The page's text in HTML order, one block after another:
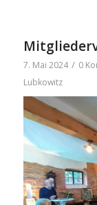
7. Mai 2024 / 0
Lubkowitz